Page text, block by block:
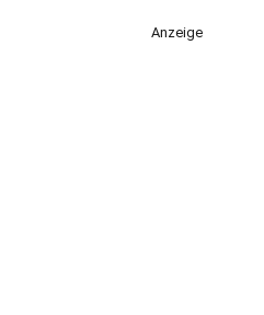
Anzeige